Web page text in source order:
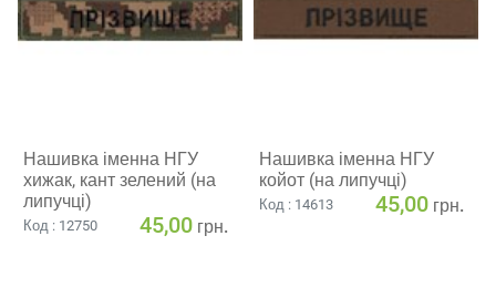
Нашивка іменна НГУ
хижак, кант зелений (на
липучці)
Код : 12750 45,00 грн.
Нашивка іменна НГУ
койот (на липучці)
Код : 14613 45,00 грн.